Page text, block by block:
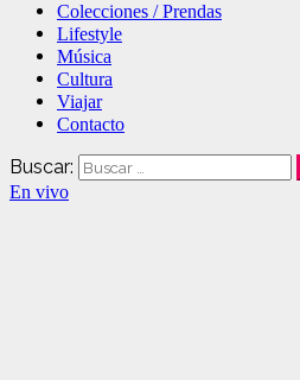
Colecciones / Prendas
Lifestyle
Música
Cultura
Viajar
Contacto
Buscar:
En vivo